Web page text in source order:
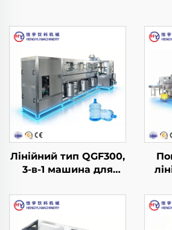
Лінійний тип QGF300,
3-в-1 машина для